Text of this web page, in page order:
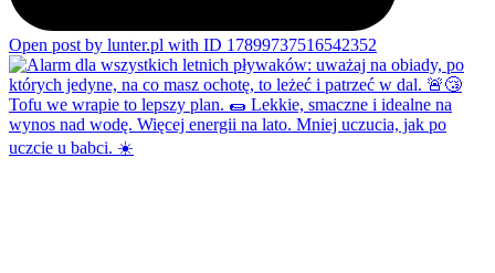
Open post by lunter.pl with ID 17899737516542352